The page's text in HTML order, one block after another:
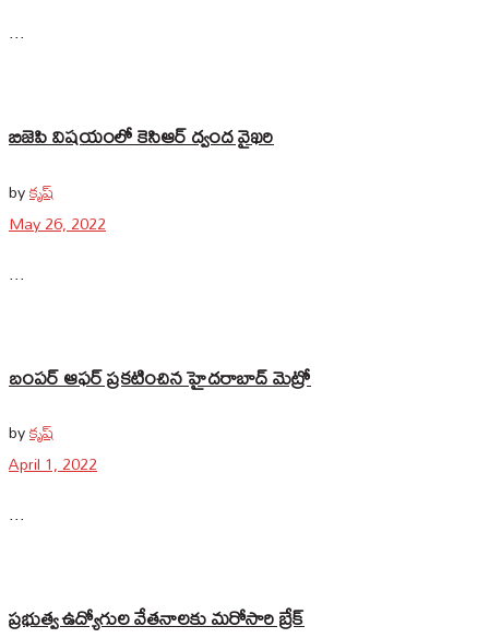
...
బిజెపి విషయంలో కెసిఆర్ ద్వంద వైఖరి
byకృష్
May 26, 2022
...
బంపర్ ఆఫర్ ప్రకటించిన హైదరాబాద్ మెట్రో
byకృష్
April 1, 2022
...
ప్రభుత్వ ఉద్యోగుల వేతనాలకు మరోసారి బ్రేక్